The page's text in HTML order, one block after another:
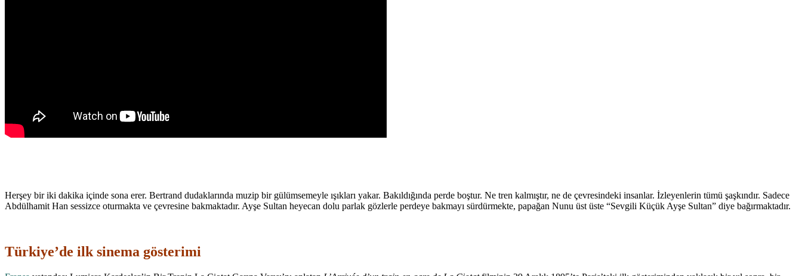
Herşey bir iki dakika içinde sona erer. Bertrand dudaklarında muzip bir gülümsemeyle ışıkları yakar. Bakıldığında perde boştur. Ne tren kalmıştır, ne de çevresindeki insanlar. İzleyenlerin tümü şaşkındır. Sadece
Abdülhamit Han sessizce oturmakta ve çevresine bakmaktadır. Ayşe Sultan heyecan dolu parlak gözlerle perdeye bakmayı sürdürmekte, papağan Nunu üst üste “Sevgili Küçük Ayşe Sultan” diye bağırmaktadır.
Türkiye’de ilk sinema gösterimi